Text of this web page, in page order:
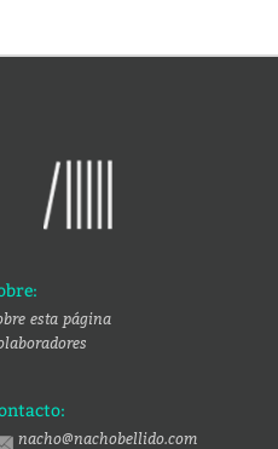
esta página
nacho@nachobellido.com